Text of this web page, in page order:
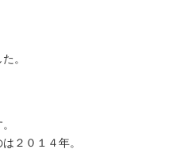
。
２０１４年。